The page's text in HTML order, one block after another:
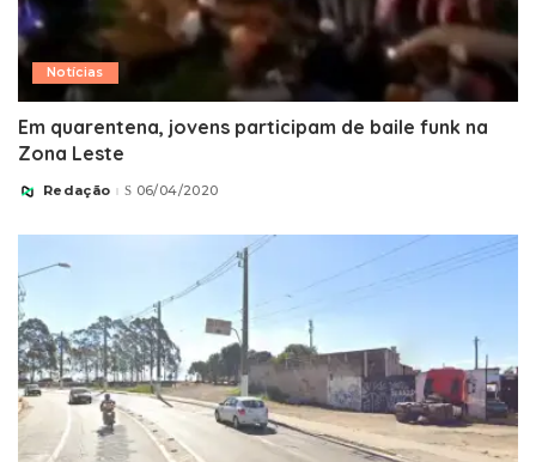
Notícias
Em quarentena, jovens participam de baile funk na
Zona Leste
Posted
Redação 06/04/2020